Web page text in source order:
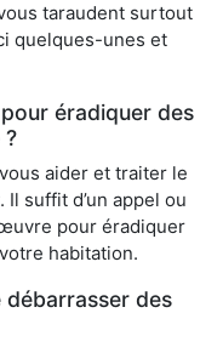
taraudent surtout
quelques-unes et
éradiquer des
?
aider et traiter le
suffit d’un appel ou
pour éradiquer
habitation.
des